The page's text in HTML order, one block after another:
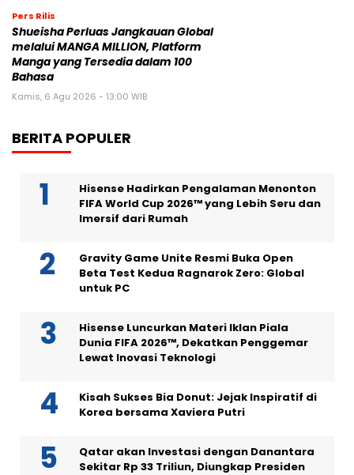
Pers Rilis
Shueisha Perluas Jangkauan Global
melalui MANGA MILLION, Platform
Manga yang Tersedia dalam 100
Bahasa
Kamis, 6 Agu 2026 - 13:00 WIB
BERITA POPULER
Hisense Hadirkan Pengalaman Menonton
FIFA World Cup 2026™ yang Lebih Seru dan
Imersif dari Rumah
Gravity Game Unite Resmi Buka Open
Beta Test Kedua Ragnarok Zero: Global
untuk PC
Hisense Luncurkan Materi Iklan Piala
Dunia FIFA 2026™, Dekatkan Penggemar
Lewat Inovasi Teknologi
Kisah Sukses Bia Donut: Jejak Inspiratif di
Korea bersama Xaviera Putri
Qatar akan Investasi dengan Danantara
Sekitar Rp 33 Triliun, Diungkap Presiden